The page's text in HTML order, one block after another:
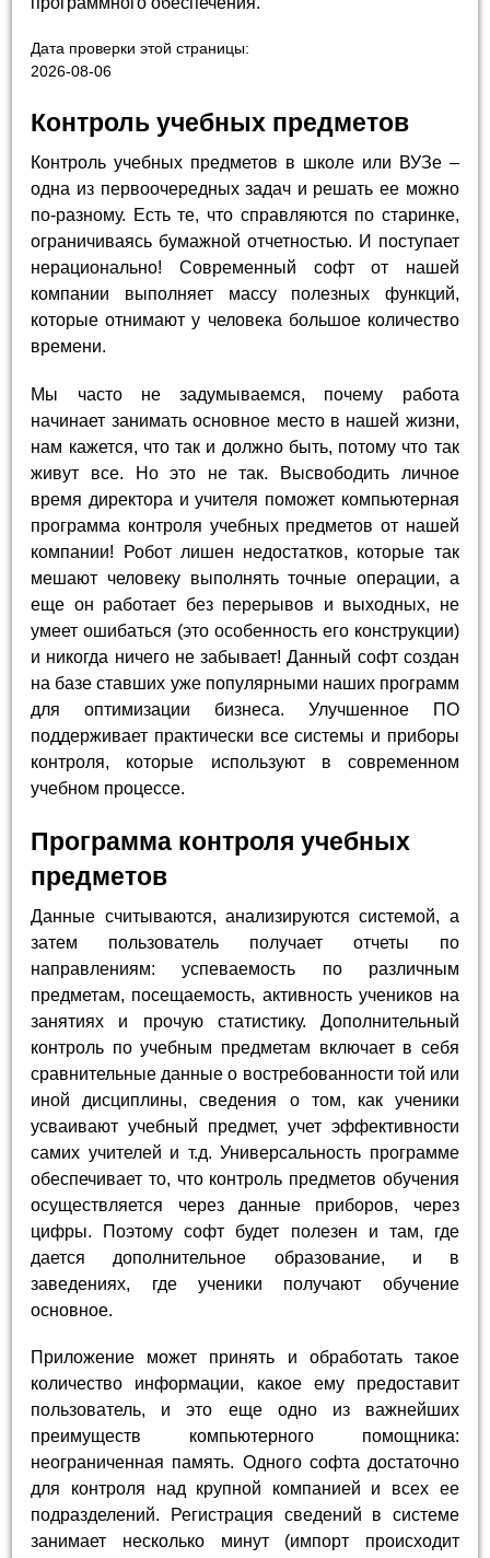
Дата проверки этой страницы:
2026-08-06
Контроль учебных предметов
Контроль учебных предметов в школе или ВУЗе –
одна из первоочередных задач и решать ее можно
по-разному. Есть те, что справляются по старинке,
ограничиваясь бумажной отчетностью. И поступает
нерационально! Современный софт от нашей
компании выполняет массу полезных функций,
которые отнимают у человека большое количество
времени.
Мы часто не задумываемся, почему работа
начинает занимать основное место в нашей жизни,
нам кажется, что так и должно быть, потому что так
живут все. Но это не так. Высвободить личное
время директора и учителя поможет компьютерная
программа контроля учебных предметов от нашей
компании! Робот лишен недостатков, которые так
мешают человеку выполнять точные операции, а
еще он работает без перерывов и выходных, не
умеет ошибаться (это особенность его конструкции)
и никогда ничего не забывает! Данный софт создан
на базе ставших уже популярными наших программ
для оптимизации бизнеса. Улучшенное ПО
поддерживает практически все системы и приборы
контроля, которые используют в современном
учебном процессе.
Программа контроля учебных
предметов
Данные считываются, анализируются системой, а
затем пользователь получает отчеты по
направлениям: успеваемость по различным
предметам, посещаемость, активность учеников на
занятиях и прочую статистику. Дополнительный
контроль по учебным предметам включает в себя
сравнительные данные о востребованности той или
иной дисциплины, сведения о том, как ученики
усваивают учебный предмет, учет эффективности
самих учителей и т.д. Универсальность программе
обеспечивает то, что контроль предметов обучения
осуществляется через данные приборов, через
цифры. Поэтому софт будет полезен и там, где
дается дополнительное образование, и в
заведениях, где ученики получают обучение
основное.
Приложение может принять и обработать такое
количество информации, какое ему предоставит
пользователь, и это еще одно из важнейших
преимуществ компьютерного помощника:
неограниченная память. Одного софта достаточно
для контроля над крупной компанией и всех ее
подразделений. Регистрация сведений в системе
занимает несколько минут (импорт происходит